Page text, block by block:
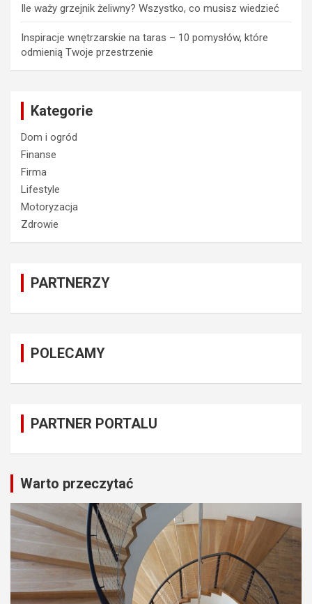
Ile waży grzejnik żeliwny? Wszystko, co musisz wiedzieć
Inspiracje wnętrzarskie na taras – 10 pomysłów, które
odmienią Twoje przestrzenie
Kategorie
Dom i ogród
Finanse
Firma
Lifestyle
Motoryzacja
Zdrowie
PARTNERZY
POLECAMY
PARTNER PORTALU
Warto przeczytać